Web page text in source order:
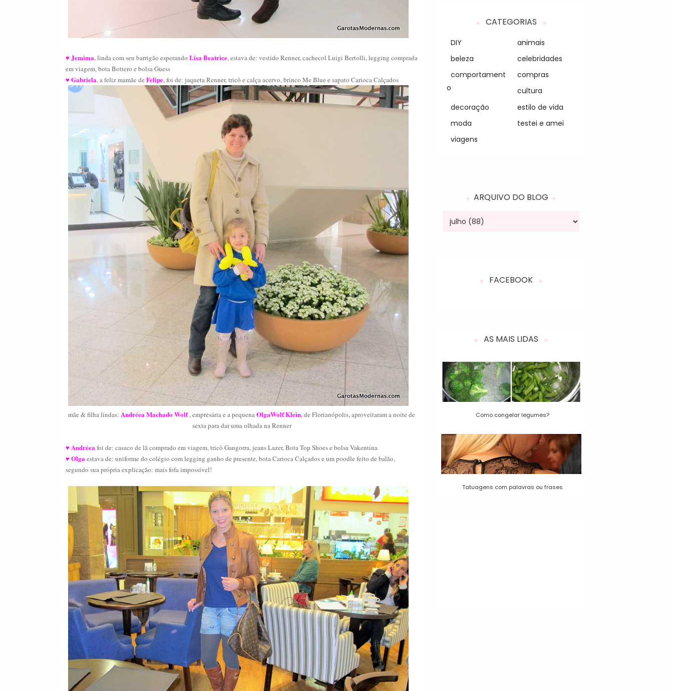
♥ Jemima, linda com seu barrigão esperando Lisa Beatrice, estava de:vestido Renner, cachecol Luigi Bertolli, legging comprada
em viagem, bota Bottero e bolsa Guess
♥ Gabriela, a feliz mamãe deFelipe,foi de: jaqueta Renner, tricô e calça acervo, brinco Me Blue e sapato Carioca Calçados
mãe & filha lindas:Andréea Machado Wolf, empresária e a pequenaOlgaWolf Klein, de Florianópolis, aproveitaram a noite de
sexta paradar uma olhada na Renner
♥ Andréeafoi de: casaco de lã comprado em viagem, tricô Gangorra, jeans Lazer, Bota Top Shoes e bolsa Vakentina
♥ Olgaestava de: uniforme do colégio com legging ganho de presente, bota Carioca Calçados e um poodle feito de balão,
segundo sua própria explicação: mais fofa impossível!
CATEGORIAS
DIY
animais
beleza
celebridades
comportament
o
compras
cultura
decoração
estilo de vida
moda
testei e amei
viagens
ARQUIVO DO BLOG
FACEBOOK
AS MAIS LIDAS
Como congelar legumes?
Tatuagens com palavras ou frases